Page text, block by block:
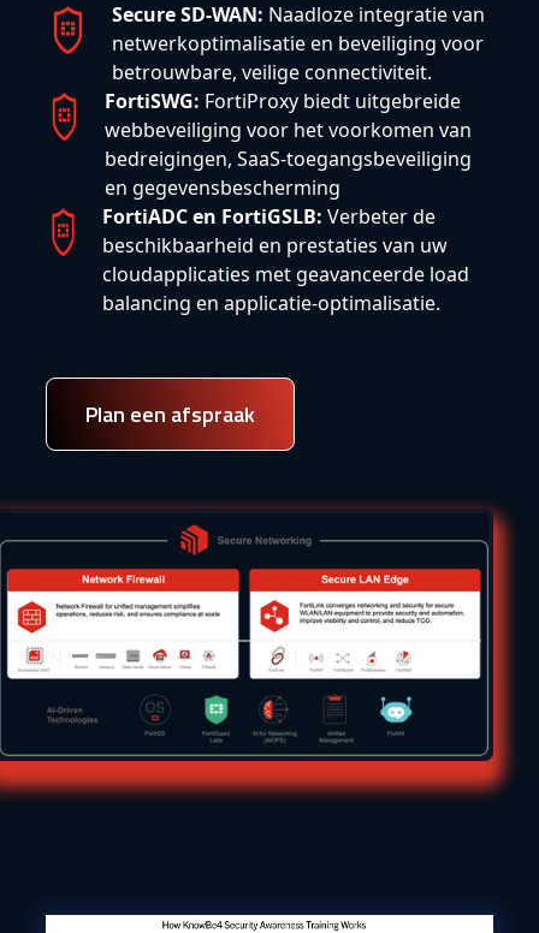
Secure SD-WAN: Naadloze integratie van
netwerkoptimalisatie en beveiliging voor
betrouwbare, veilige connectiviteit.
FortiSWG: FortiProxy biedt uitgebreide
webbeveiliging voor het voorkomen van
bedreigingen, SaaS-toegangsbeveiliging
en gegevensbescherming
FortiADC en FortiGSLB:Verbeter de
beschikbaarheid en prestaties van uw
cloudapplicaties met geavanceerde load
balancing en applicatie-optimalisatie.
Plan een afspraak